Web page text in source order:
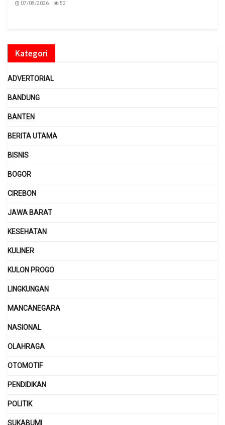
07/08/2026 52
Kategori
ADVERTORIAL
BANDUNG
BANTEN
BERITA UTAMA
BISNIS
BOGOR
CIREBON
JAWA BARAT
KESEHATAN
KULINER
KULON PROGO
LINGKUNGAN
MANCANEGARA
NASIONAL
OLAHRAGA
OTOMOTIF
PENDIDIKAN
POLITIK
SUKABUMI